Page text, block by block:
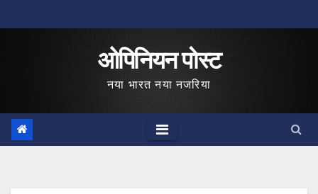
to
ओपिनियन पोस्ट
नया भारत नया नजरिया